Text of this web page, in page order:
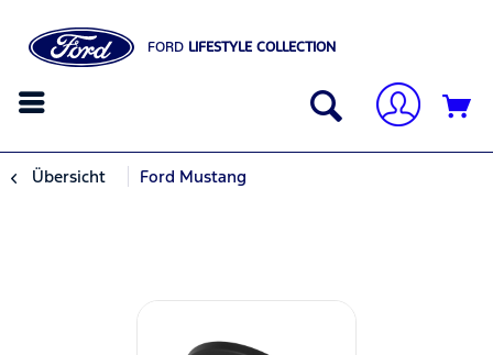
FORD LIFESTYLE COLLECTION
Übersicht Ford Mustang